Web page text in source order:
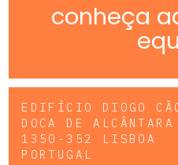
conheça
EDIFÍCIO DIOGO
DOCA DE ALCÂNTARA
1350-352 LISBOA
PORTUGAL